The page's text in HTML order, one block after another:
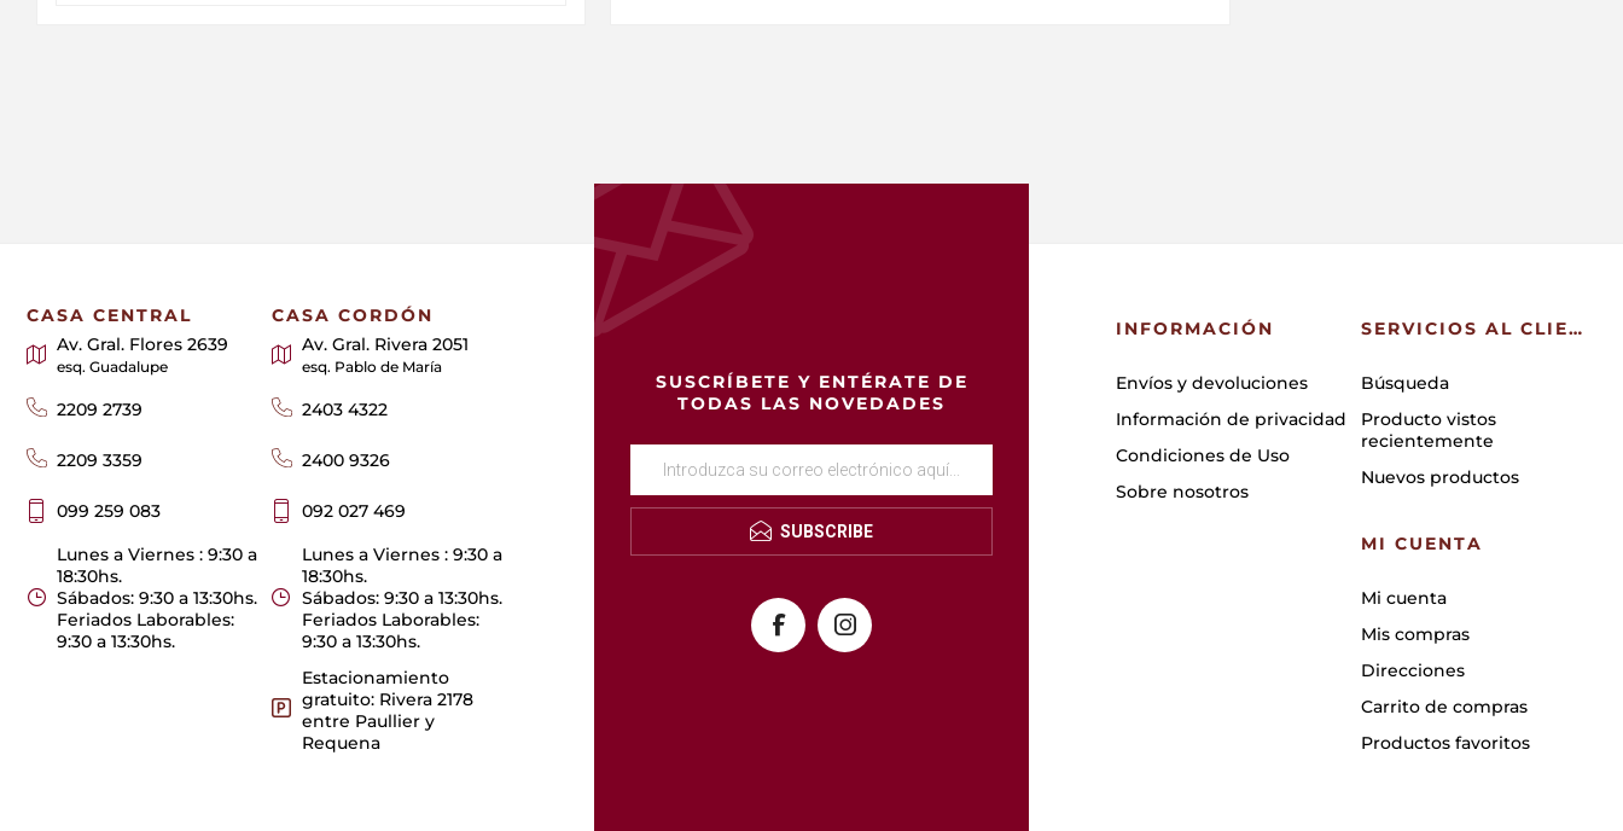
SUSCRÍBETE Y ENTÉRATE DE
TODAS LAS NOVEDADES
SUBSCRIBE
CASA CENTRAL
Av. Gral. Flores 2639
esq. Guadalupe
2209 2739
2209 3359
099 259 083
Lunes a Viernes : 9:30 a
18:30hs.
Sábados: 9:30 a 13:30hs.
Feriados Laborables:
9:30 a 13:30hs.
CASA CORDÓN
Av. Gral. Rivera 2051
esq. Pablo de María
2403 4322
2400 9326
092 027 469
Lunes a Viernes : 9:30 a
18:30hs.
Sábados: 9:30 a 13:30hs.
Feriados Laborables:
9:30 a 13:30hs.
Estacionamiento
gratuito: Rivera 2178
entre Paullier y
Requena
INFORMACIÓN
Envíos y devoluciones
Información de privacidad
Condiciones de Uso
Sobre nosotros
SERVICIOS AL CLIENTE
Búsqueda
Producto vistos
recientemente
Nuevos productos
MI CUENTA
Mi cuenta
Mis compras
Direcciones
Carrito de compras
Productos favoritos